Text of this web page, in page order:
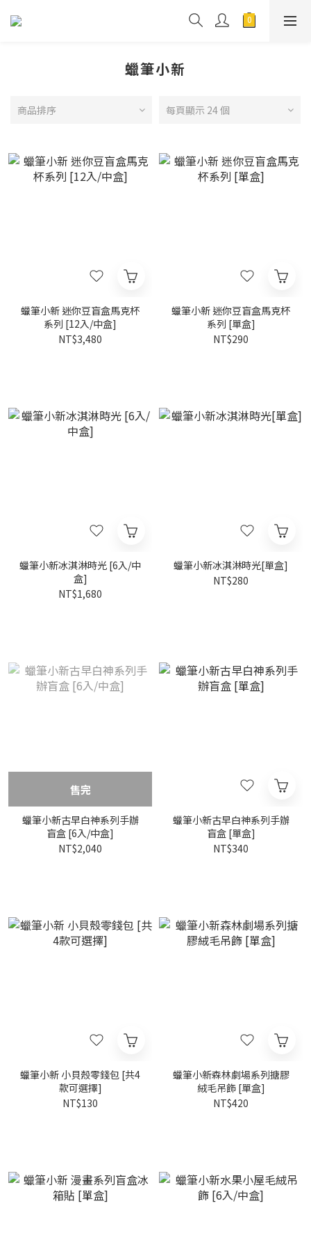
蠟筆小新
商品排序 每頁顯示 24 個
蠟筆小新 迷你豆盲盒馬克杯
系列 [12入/中盒]
NT$3,480
蠟筆小新 迷你豆盲盒馬克杯
系列 [單盒]
NT$290
蠟筆小新冰淇淋時光 [6入/中
盒]
NT$1,680
蠟筆小新冰淇淋時光[單盒]
NT$280
售完
蠟筆小新古早白神系列手辦
盲盒 [6入/中盒]
NT$2,040
蠟筆小新古早白神系列手辦
盲盒 [單盒]
NT$340
蠟筆小新 小貝殼零錢包 [共4
款可選擇]
NT$130
蠟筆小新森林劇場系列搪膠
絨毛吊飾 [單盒]
NT$420